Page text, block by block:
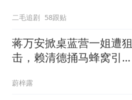
二毛追剧 58跟贴
蒋万安掀桌蓝营一姐遭狙
击，赖清德捅马蜂窝引风
蔚梓露